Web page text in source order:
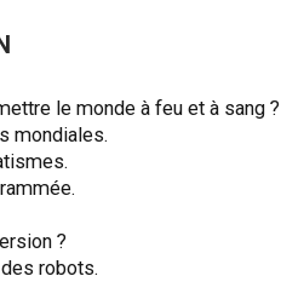
le monde à feu et à sang ?
mondiales.
?
robots.